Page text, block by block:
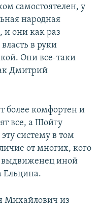
самостоятелен, у
народная
и они как раз
в руки
Они все-таки
Дмитрий
более комфортен и
все, а Шойгу
систему в том
от многих, кого
выдвиженец иной
Ельцина.
Михайлович из